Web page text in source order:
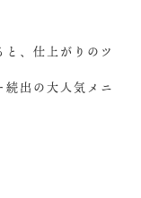
、仕上がりのツ
出の大人気メニ